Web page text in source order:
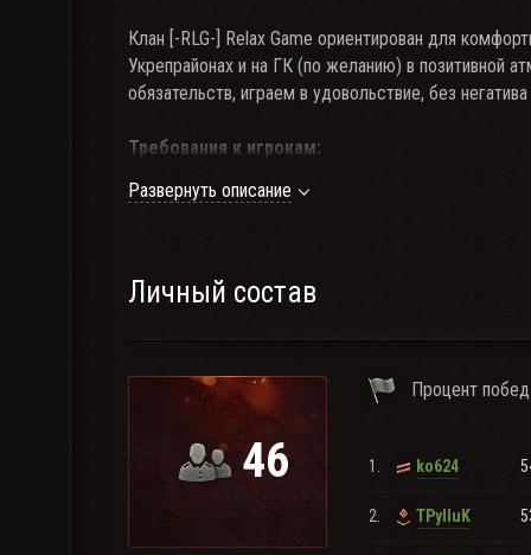
Клан [-RLG-] Relax Game ориентирован для
Укрепрайонах и на ГК (по желанию) в позитивной
обязательств, играем в удовольствие, без
Требования к игрокам:
- Адекватность, активность, общительность;
- Общий процент побед: не ниже 49%;
- Укрепрайон Х уровня (финка Х уровня);
- Каждый день, включаются плюшки;
- Клановые бонусы (Чертежи, инструкции,
- Взрослые, адекватные соклановцы;
- Доброжелательная, ламповая атмосфера, без
- Клановые бои, под руководством спокойных,
Развернуть описание
Личный состав
46
Процент побед
1. ko624
2. TPyIIuK